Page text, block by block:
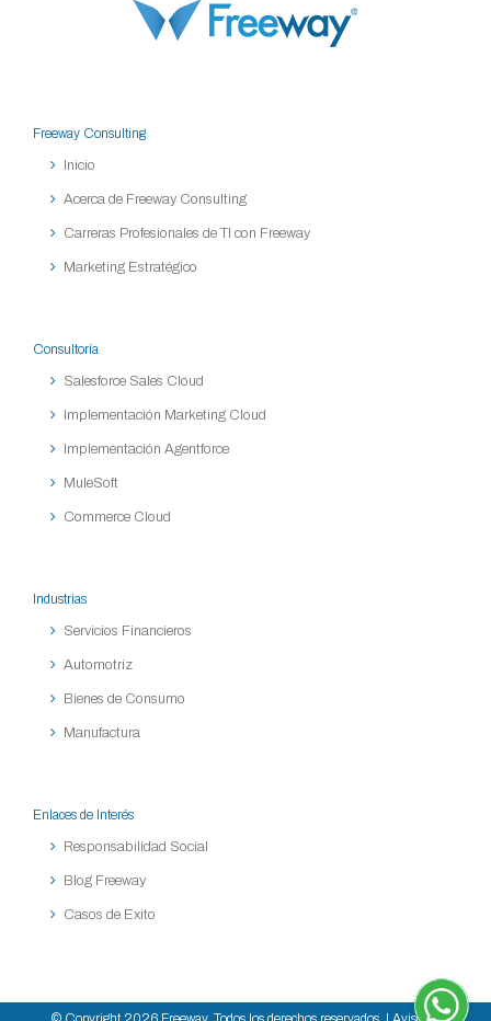
Freeway Consulting
Inicio
Acerca de Freeway Consulting
Carreras Profesionales de TI con Freeway
Marketing Estratégico
Consultoría
Salesforce Sales Cloud
Implementación Marketing Cloud
Implementación Agentforce
MuleSoft
Commerce Cloud
Industrias
Servicios Financieros
Automotriz
Bienes de Consumo
Manufactura
Enlaces de Interés
Responsabilidad Social
Blog Freeway
Casos de Exito